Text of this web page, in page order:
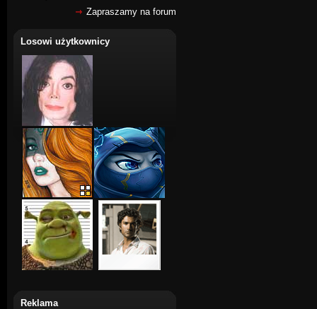
Zapraszamy na forum
Losowi użytkownicy
Reklama